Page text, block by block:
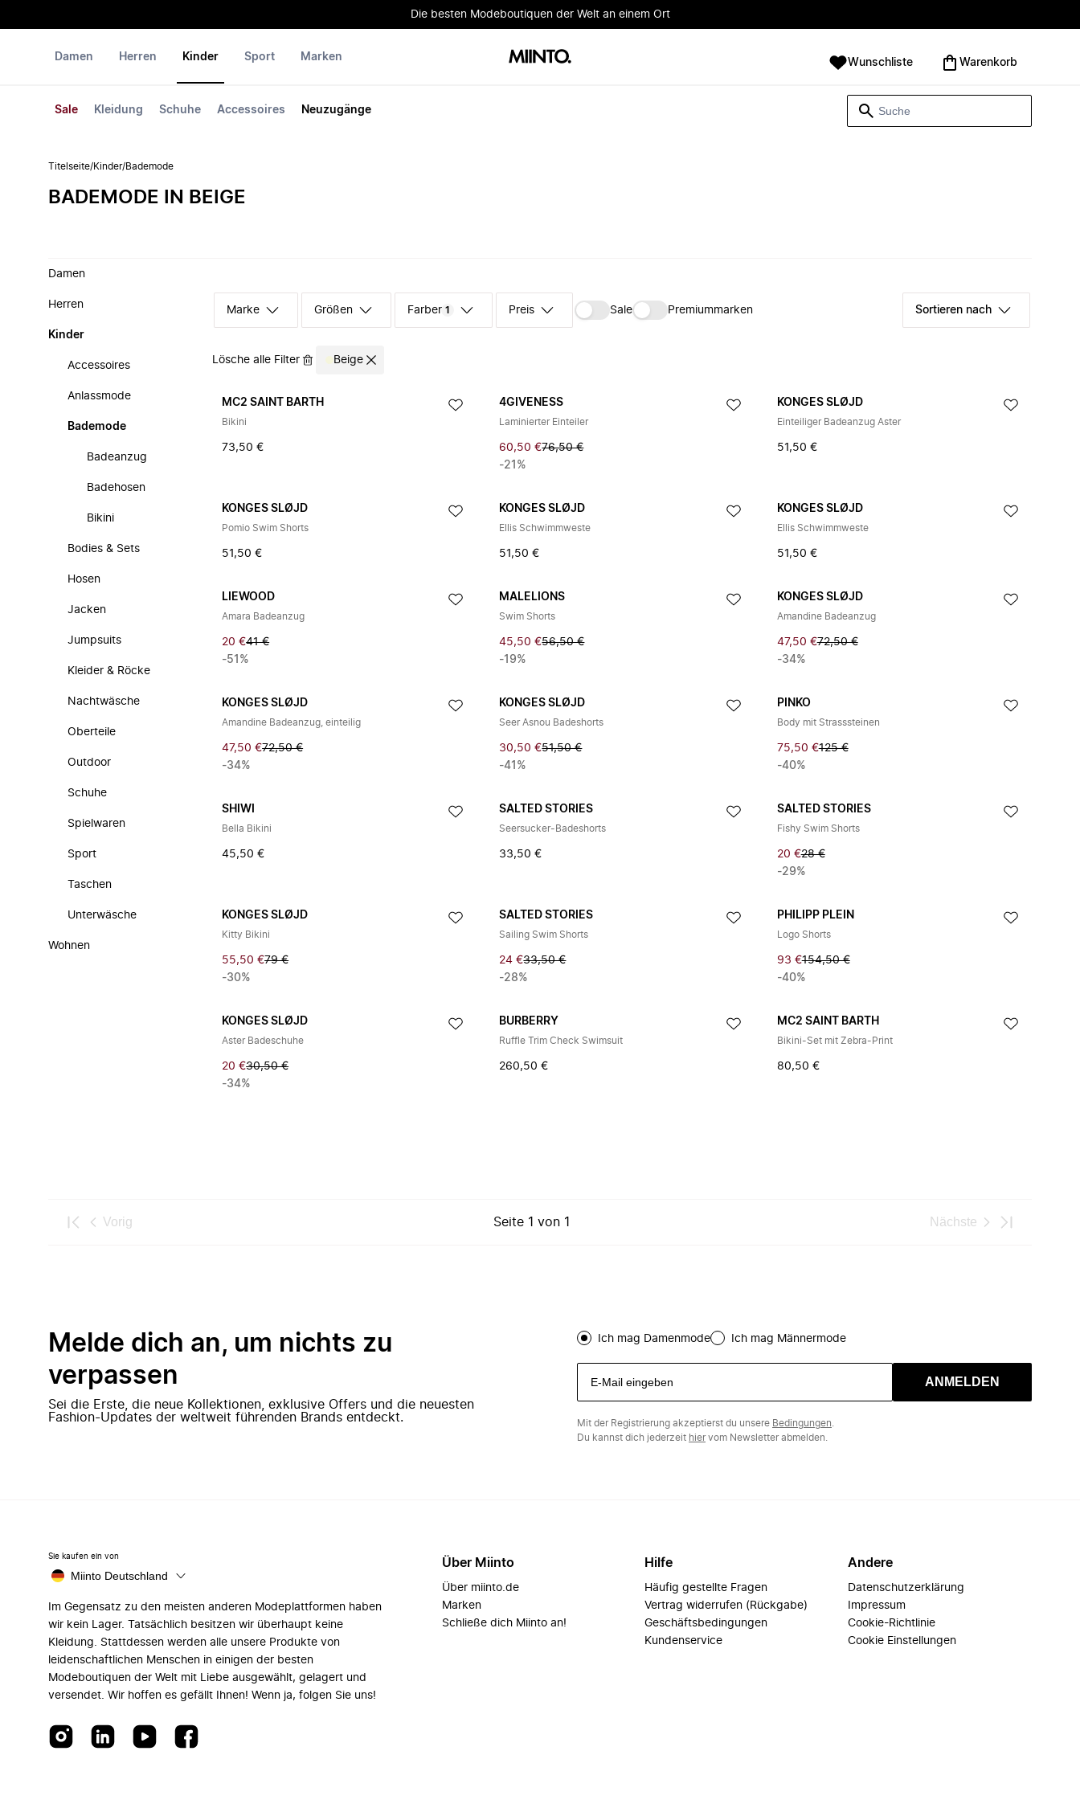
Die besten Modeboutiquen der Welt an einem Ort
Damen Herren Kinder
Sale Kleidung Schuhe Accessoires Neuzugänge
Sport Marken Wunschliste Warenkorb
Titelseite/Kinder/Bademode
BADEMODE IN BEIGE
Damen
Herren
Kinder
Accessoires
Anlassmode
Bademode
Badeanzug
Badehosen
Bikini
Bodies & Sets
Hosen
Jacken
Jumpsuits
Kleider & Röcke
Nachtwäsche
Oberteile
Outdoor
Schuhe
Spielwaren
Sport
Taschen
Unterwäsche
Wohnen
Marke Größen Farben 1 Preis Sale Premiummarken Sortieren nach
Lösche alle Filter Beige
MC2 SAINT BARTH
Bikini
73,50 €
4GIVENESS
Laminierter Einteiler
60,50 €76,50 €
-21%
KONGES SLØJD
Einteiliger Badeanzug Aster
51,50 €
KONGES SLØJD
Pomio Swim Shorts
51,50 €
KONGES SLØJD
Ellis Schwimmweste
51,50 €
KONGES SLØJD
Ellis Schwimmweste
51,50 €
LIEWOOD
Amara Badeanzug
20 €41 €
-51%
MALELIONS
Swim Shorts
45,50 €56,50 €
-19%
KONGES SLØJD
Amandine Badeanzug
47,50 €72,50 €
-34%
KONGES SLØJD
Amandine Badeanzug, einteilig
47,50 €72,50 €
-34%
KONGES SLØJD
Seer Asnou Badeshorts
30,50 €51,50 €
-41%
PINKO
Body mit Strasssteinen
75,50 €125 €
-40%
SHIWI
Bella Bikini
45,50 €
SALTED STORIES
Seersucker-Badeshorts
33,50 €
SALTED STORIES
Fishy Swim Shorts
20 €28 €
-29%
KONGES SLØJD
Kitty Bikini
55,50 €79 €
-30%
SALTED STORIES
Sailing Swim Shorts
24 €33,50 €
-28%
PHILIPP PLEIN
Logo Shorts
93 €154,50 €
-40%
KONGES SLØJD
Aster Badeschuhe
20 €30,50 €
-34%
BURBERRY
Ruffle Trim Check Swimsuit
260,50 €
MC2 SAINT BARTH
Bikini-Set mit Zebra-Print
80,50 €
Vorig Seite 1 von 1 Nächste
Melde dich an, um nichts zu
verpassen
Sei die Erste, die neue Kollektionen, exklusive Offers und die neuesten
Fashion-Updates der weltweit führenden Brands entdeckt.
Ich mag Damenmode Ich mag Männermode
ANMELDEN
Mit der Registrierung akzeptierst du unsere Bedingungen
Du kannst dich jederzeit hiervom Newsletter abmelden.
Sie kaufen ein von
Miinto Deutschland
Im Gegensatz zu den meisten anderen Modeplattformen haben
wir kein Lager. Tatsächlich besitzen wir überhaupt keine
Kleidung. Stattdessen werden alle unsere Produkte von
leidenschaftlichen Menschen in einigen der besten
Modeboutiquen der Welt mit Liebe ausgewählt, gelagert und
versendet. Wir hoffen es gefällt Ihnen! Wenn ja, folgen Sie uns!
Über Miinto
Über miinto.de
Marken
Schließe dich Miinto an!
Hilfe
Häufig gestellte Fragen
Vertrag widerrufen (Rückgabe)
Geschäftsbedingungen
Kundenservice
Andere
Datenschutzerklärung
Impressum
Cookie-Richtlinie
Cookie Einstellungen